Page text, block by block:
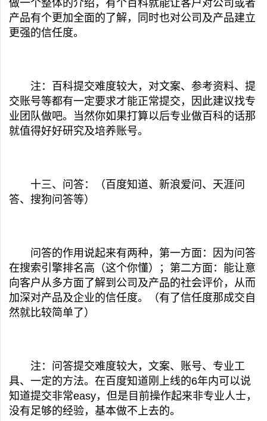
做一个整体的介绍，有个百科就能让客户对公司或者
产品有个更加全面的了解，同时也对公司及产品建立
更强的信任度。
注：百科提交难度较大，对文案、参考资料、提
交账号等都有一定要求才能正常提交，因此建议找专
业团队做吧。当然你如果打算以后专业做百科的话那
就值得好好研究及培养账号。
十三、问答：（百度知道、新浪爱问、天涯问
答、搜狗问答等）
问答的作用说起来有两种，第一方面：因为问答
在搜索引擎排名高（这个你懂）；第二方面：能让意
向客户从多方面了解到公司及产品的社会评价，从而
加深对产品及企业的信任度。（有了信任度那成交自
然就比较简单了）
注：问答提交难度较大，文案、账号、专业工
具、一定的方法。在百度知道刚上线的6年内可以说
知道提交非常easy，但是目前操作起来非专业人士，
没有足够的经验，基本做不上去的。